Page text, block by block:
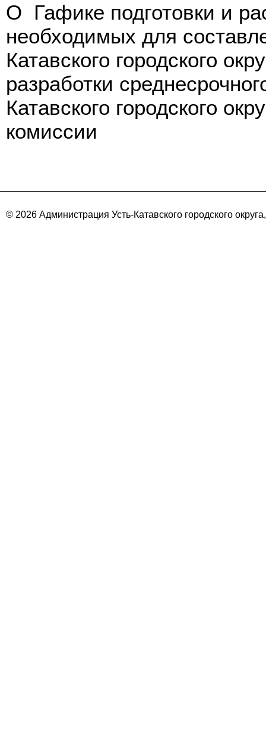
О Гафике подготовки и
необходимых для
Катавского городского
разработки
Катавского городского
комиссии
© 2026 Администрация Усть-Катавского городского